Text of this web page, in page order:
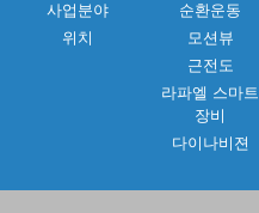
사업분야
위치
순환운동
모션뷰
근전도
라파엘 스마트
장비
다이나비젼